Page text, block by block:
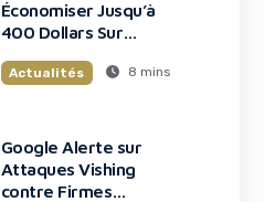
Économiser Jusqu’à
400 Dollars Sur
2026
Actualités 8 mins
Google Alerte sur
Attaques Vishing
contre Firmes